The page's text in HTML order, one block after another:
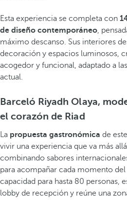
Esta experiencia se completa con
de diseño contemporáneo,
máximo descanso. Sus interiores
decoración y espacios luminosos,
acogedor y funcional, adaptado a
actual.
Barceló Riyadh Olaya,
el corazón de Riad
La propuesta gastronómica de este
vivir una experiencia que va más
combinando sabores
para acompañar cada momento
capacidad para hasta 80 personas,
lobby de recepción y reúne una